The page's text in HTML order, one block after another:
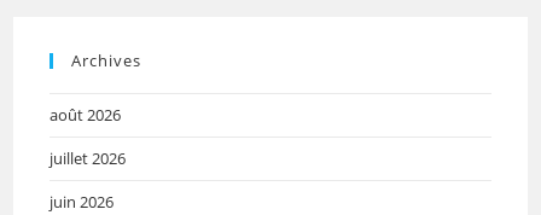
Archives
août 2026
juillet 2026
juin 2026